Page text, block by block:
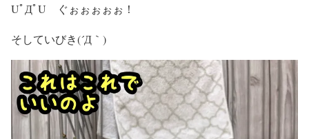
UﾟДﾟU ぐぉぉぉぉぉ！
そしていびき(´Д｀)